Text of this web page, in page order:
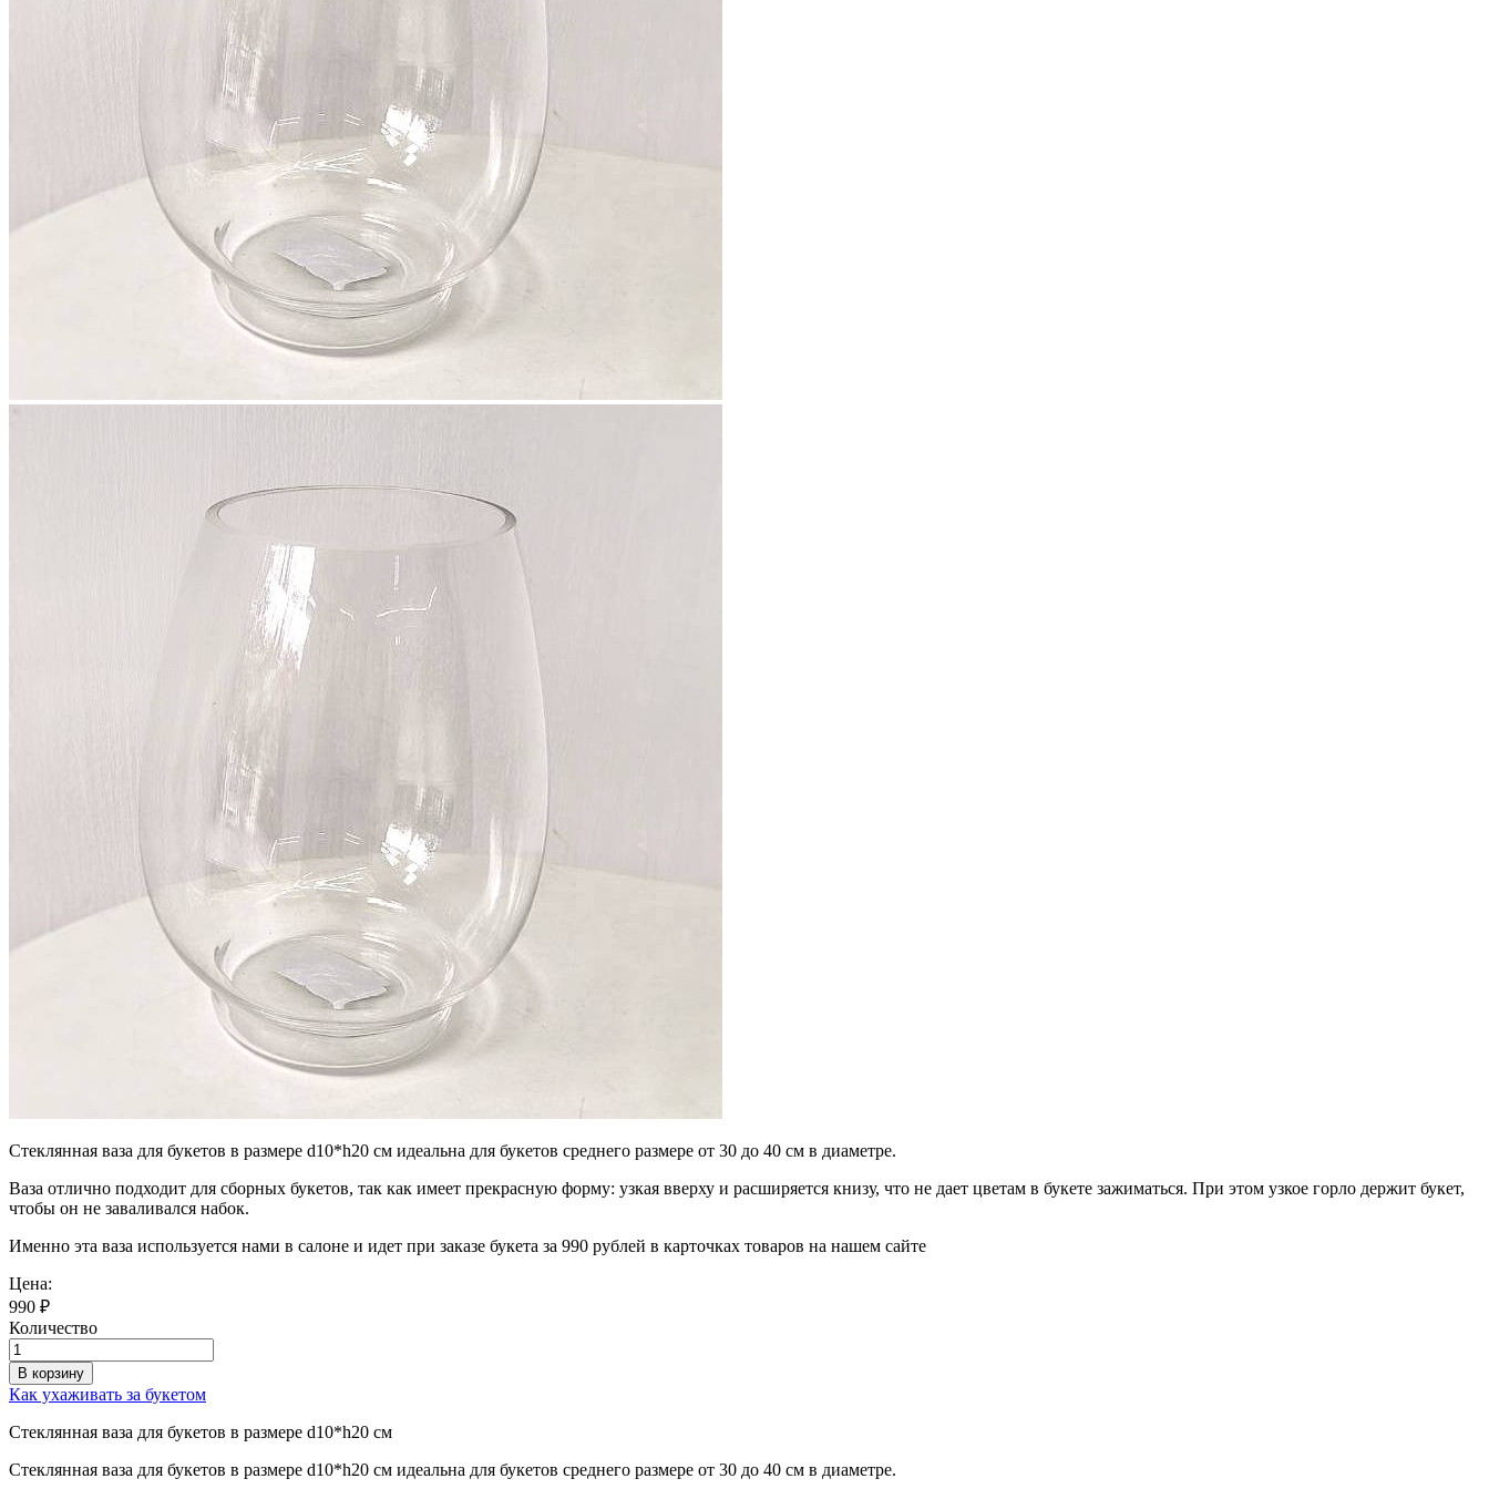
Стеклянная ваза для букетов в размере d10*h20 см идеальна для букетов среднего размере от 30 до 40 см в диаметре.
Ваза отлично подходит для сборных букетов, так как имеет прекрасную форму: узкая вверху и расширяется книзу, что не дает цветам в букете зажиматься. При этом узкое горло держит букет,
чтобы он не заваливался набок.
Именно эта ваза используется нами в салоне и идет при заказе букета за 990 рублей в карточках товаров на нашем сайте
Цена:
990 ₽
Количество
В корзину
Как ухаживать за букетом
Стеклянная ваза для букетов в размере d10*h20 см
Стеклянная ваза для букетов в размере d10*h20 см идеальна для букетов среднего размере от 30 до 40 см в диаметре.